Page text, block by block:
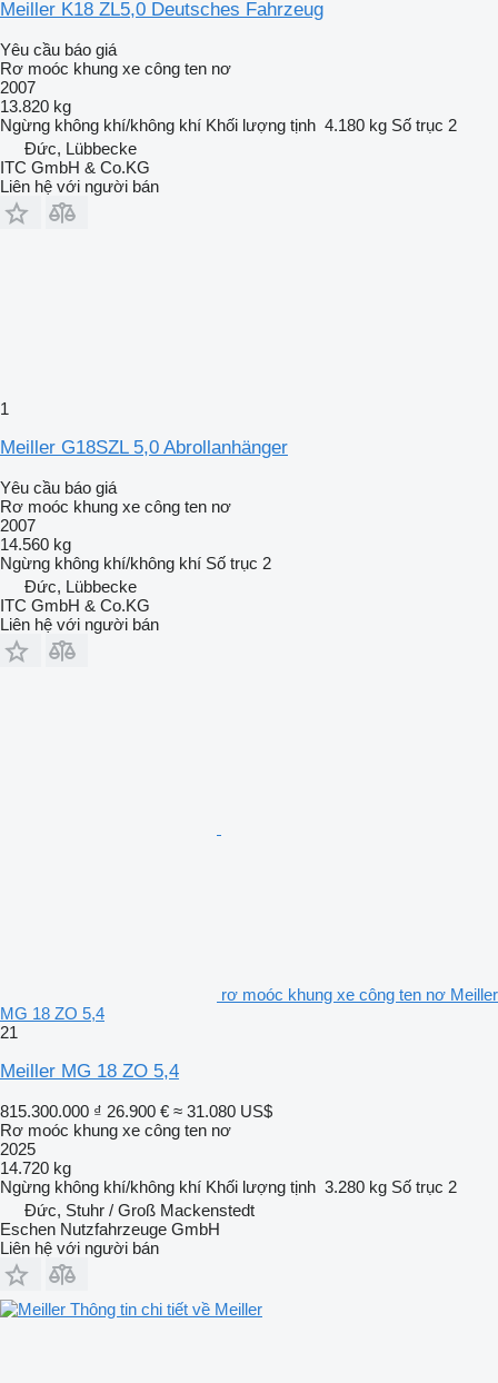
Meiller K18 ZL5,0 Deutsches Fahrzeug
Yêu cầu báo giá
Rơ moóc khung xe công ten nơ
2007
13.820 kg
Ngừng không khí/không khí Khối lượng tịnh 4.180 kg Số trục 2
Đức, Lübbecke
ITC GmbH & Co.KG
Liên hệ với người bán
1
Meiller G18SZL 5,0 Abrollanhänger
Yêu cầu báo giá
Rơ moóc khung xe công ten nơ
2007
14.560 kg
Ngừng không khí/không khí Số trục 2
Đức, Lübbecke
ITC GmbH & Co.KG
Liên hệ với người bán
rơ moóc khung xe công ten nơ Meiller
MG 18 ZO 5,4
21
Meiller MG 18 ZO 5,4
815.300.000 ₫ 26.900 € ≈ 31.080 US$
Rơ moóc khung xe công ten nơ
2025
14.720 kg
Ngừng không khí/không khí Khối lượng tịnh 3.280 kg Số trục 2
Đức, Stuhr / Groß Mackenstedt
Eschen Nutzfahrzeuge GmbH
Liên hệ với người bán
Thông tin chi tiết về Meiller